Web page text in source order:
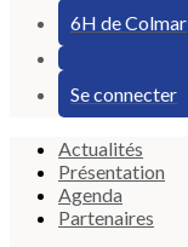
6H de Colmar
Se connecter
Actualités
Présentation
Agenda
Partenaires